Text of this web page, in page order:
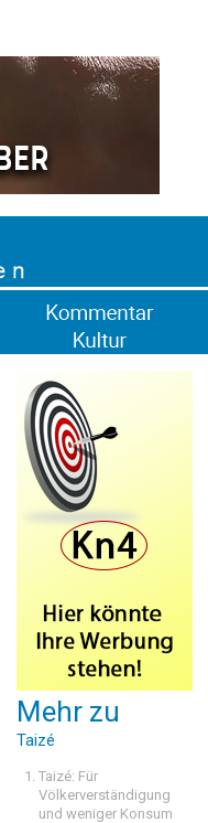
Mehr zu
Taizé
Taizé: Für
Völkerverständigung
und weniger Konsum